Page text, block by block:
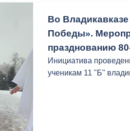
узнать военную
отметила Мадина
По инициативе
АМС Владикавказа
города пройдут
Во
Победы».
празднованию
Инициатива
ученикам 11 "Б"